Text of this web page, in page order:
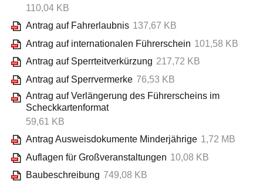
110,04 KB
Antrag auf Fahrerlaubnis 137,67 KB
Antrag auf internationalen Führerschein 101,58 KB
Antrag auf Sperrteitverkürzung 217,72 KB
Antrag auf Sperrvermerke 76,53 KB
Antrag auf Verlängerung des Führerscheins im
Scheckkartenformat
59,61 KB
Antrag Ausweisdokumente Minderjährige 1,72 MB
Auflagen für Großveranstaltungen 10,08 KB
Baubeschreibung 749,08 KB